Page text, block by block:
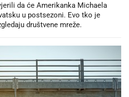
da će Amerikanka Michaela
u postsezoni. Evo tko je
društvene mreže.